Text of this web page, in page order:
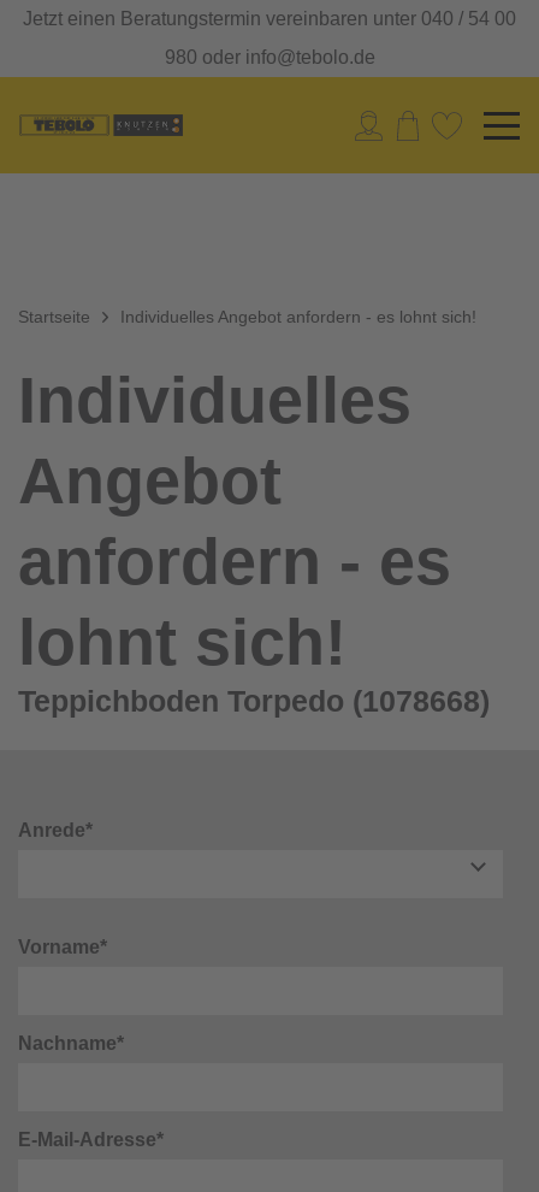
Jetzt einen Beratungstermin vereinbaren unter 040 / 54 00
980 oder info@tebolo.de
Startseite Individuelles Angebot anfordern - es lohnt sich!
Individuelles
Angebot
anfordern - es
lohnt sich!
Teppichboden Torpedo (1078668)
Anrede*
Vorname*
Nachname*
E-Mail-Adresse*